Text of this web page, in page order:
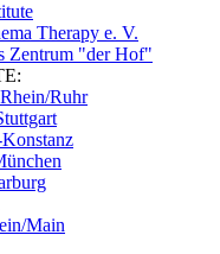
Therapy e. V.
Zentrum "der Hof"
Ruhr
Konstanz
Main